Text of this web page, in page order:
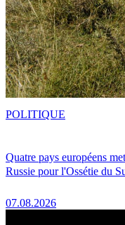
Quatre pays européens
Russie pour l'Ossétie du
07.08.2026
POLITIQUE